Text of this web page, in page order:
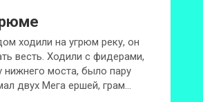
ходили на угрюм реку, он
весть. Ходили с фидерами,
нижнего моста, было пару
двух Мега ершей, грам…